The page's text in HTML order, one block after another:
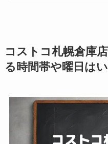
コストコ札幌倉庫
る時間帯や曜日は